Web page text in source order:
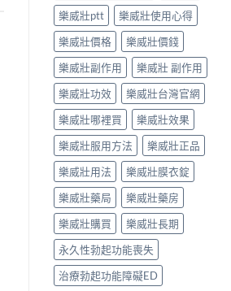
樂威壯ptt
樂威壯使用心得
樂威壯價格
樂威壯價錢
樂威壯副作用
樂威壯 副作用
樂威壯功效
樂威壯台灣官網
樂威壯哪裡買
樂威壯效果
樂威壯服用方法
樂威壯正品
樂威壯用法
樂威壯膜衣錠
樂威壯藥局
樂威壯藥房
樂威壯購買
樂威壯長期
永久性勃起功能喪失
治療勃起功能障礙ED